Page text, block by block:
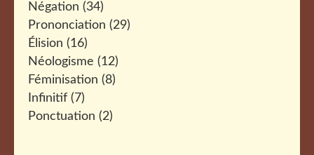
Négation (34)
Prononciation (29)
Élision (16)
Néologisme (12)
Féminisation (8)
Infinitif (7)
Ponctuation (2)